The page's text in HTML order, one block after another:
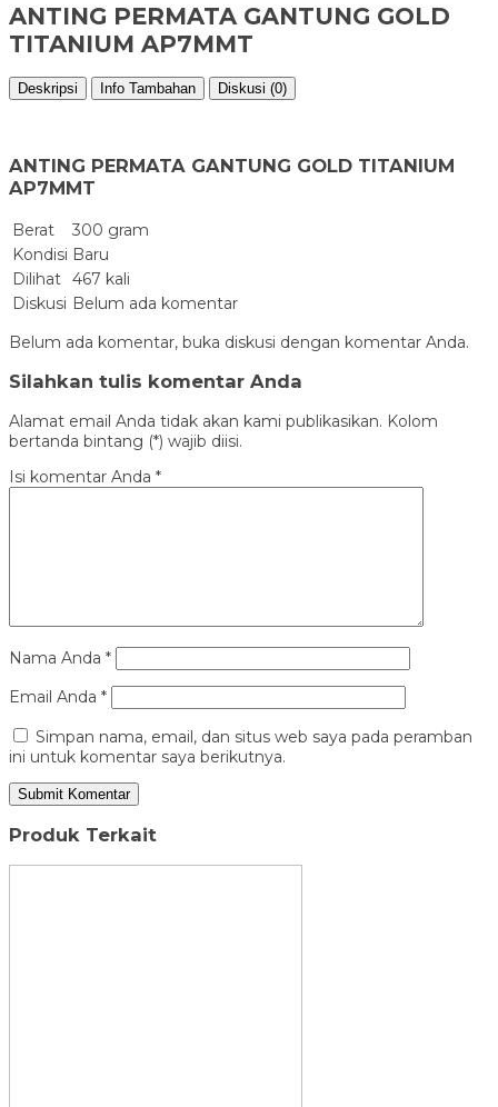
ANTING PERMATA GANTUNG GOLD
TITANIUM AP7MMT
Deskripsi Info Tambahan Diskusi (0)
ANTING PERMATA GANTUNG GOLD TITANIUM
AP7MMT
Berat
300 gram
Kondisi Baru
Dilihat 467 kali
Diskusi Belum ada komentar
Belum ada komentar, buka diskusi dengan komentar Anda.
Silahkan tulis komentar Anda
Alamat email Anda tidak akan kami publikasikan. Kolom
bertanda bintang (*) wajib diisi.
Isi komentar Anda *
Nama Anda *
Email Anda *
Simpan nama, email, dan situs web saya pada peramban
ini untuk komentar saya berikutnya.
Produk Terkait